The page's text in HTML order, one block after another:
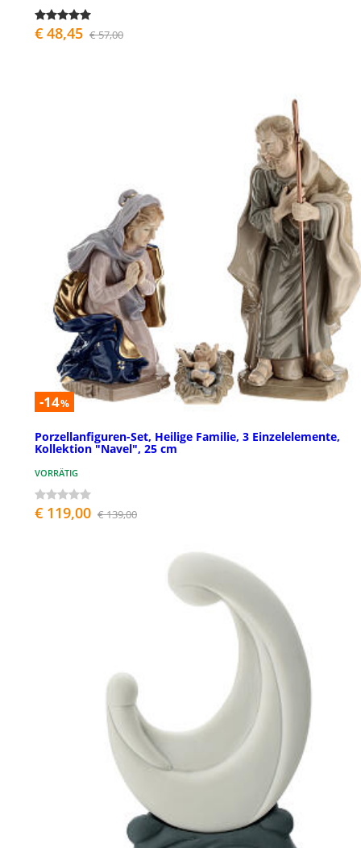
€ 48,45 € 57,00
-14%
Porzellanfiguren-Set, Heilige Familie, 3 Einzelelemente,
Kollektion "Navel", 25 cm
VORRÄTIG
€ 119,00 € 139,00